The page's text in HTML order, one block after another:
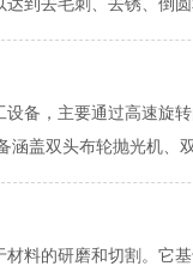
到去毛刺、去锈、倒圆
备，主要通过高速旋
盖双头布轮抛光机、
料的研磨和切割。它